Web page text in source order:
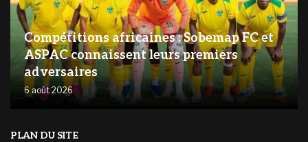
Compétitions africaines : Sobemap FC et
ASPAC connaissent leurs premiers
adversaires
6 août 2026
PLAN DU SITE